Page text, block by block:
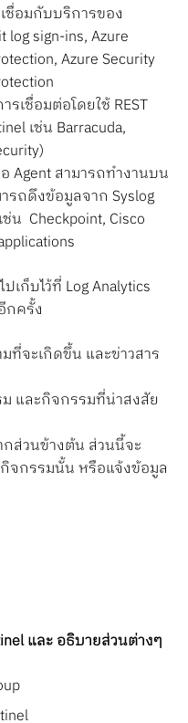
อมกับบริการของ
log sign-ins, Azure
Azure Security
รเชื่อมต่อโดยใช้ REST
เช่น Barracuda,
Agent สามารถทำงานบน
รถดึงข้อมูลจาก Syslog
น Checkpoint, Cisco
ก็บไว้ที่ Log Analytics
กครั้ง
ที่จะเกิดขึ้น และข่าวสาร
และกิจกรรมที่น่าสงสัย
กส่วนข้างต้น ส่วนนี้จะ
จกรรมนั้น หรือแจ้งข้อมูล
และ อธิบายส่วนต่างๆ